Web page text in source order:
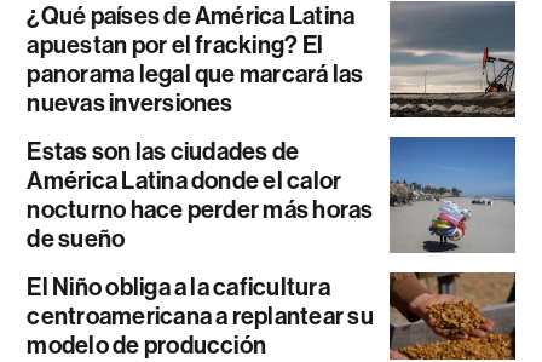
¿Qué países de América Latina
apuestan por el fracking? El
panorama legal que marcará las
nuevas inversiones
Estas son las ciudades de
América Latina donde el calor
nocturno hace perder más horas
de sueño
El Niño obliga a la caficultura
centroamericana a replantear su
modelo de producción